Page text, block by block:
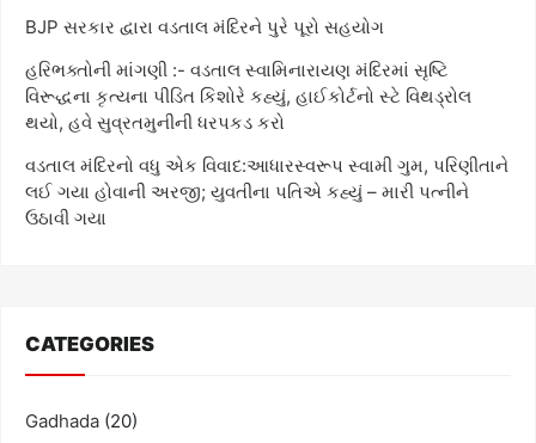
BJP સરકાર દ્વારા વડતાલ મંદિરને પુરે પૂરો સહયોગ
હરિભક્તોની માંગણી :- વડતાલ સ્વામિનારાયણ મંદિરમાં સૃષ્ટિ
વિરૂદ્ધના કૃત્યના પીડિત કિશોરે કહ્યું, હાઈકોર્ટનો સ્ટે વિથડ્રોલ
થયો, હવે સુવ્રતમુનીની ધરપકડ કરો
વડતાલ મંદિરનો વધુ એક વિવાદ:આધારસ્વરૂપ સ્વામી ગુમ, પરિણીતાને
લઈ ગયા હોવાની અરજી; યુવતીના પતિએ કહ્યું – મારી પત્નીને
ઉઠાવી ગયા
CATEGORIES
Gadhada (20)